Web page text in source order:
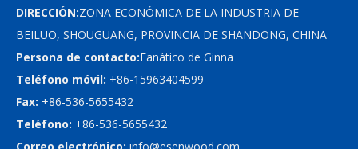
DIRECCIÓN:ZONA ECONÓMICA DE LA INDUSTRIA DE
BEILUO, SHOUGUANG, PROVINCIA DE SHANDONG, CHINA
Persona de contacto:Fanático de Ginna
Teléfono móvil: +86-15963404599
Fax: +86-536-5655432
Teléfono: +86-536-5655432